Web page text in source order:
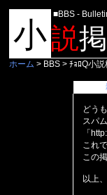
小
■BBS -
説
ホーム > BBS > ﾁｮﾛQ小説
どう
スパ
「
これ
この
以上